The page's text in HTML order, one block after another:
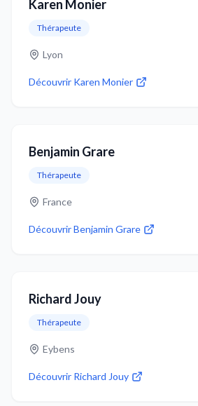
Karen Monier
Thérapeute
Lyon
Découvrir Karen Monier
Benjamin Grare
Thérapeute
France
DécouvrirBenjamin Grare
Richard Jouy
Thérapeute
Eybens
Découvrir Richard Jouy